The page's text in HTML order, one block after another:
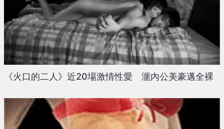
《火口的二人》近20場激情性愛 瀧內公美豪邁全裸